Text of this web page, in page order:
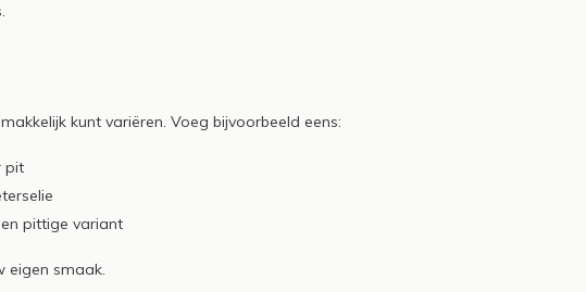
kunt variëren. Voeg bijvoorbeeld eens:
pit
pittige variant
eigen smaak.